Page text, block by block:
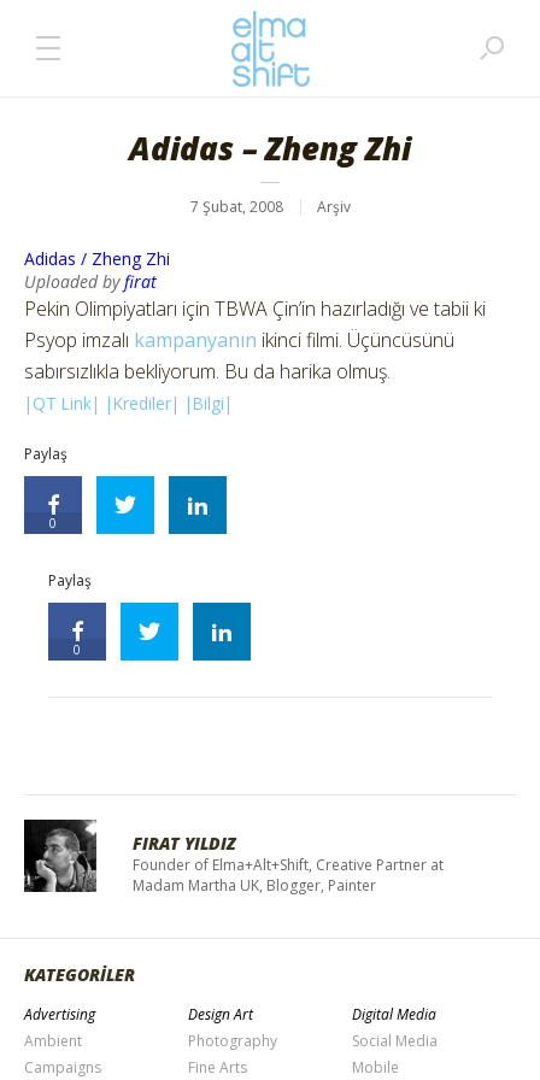
Adidas – Zheng Zhi
7 Şubat, 2008 Arşiv
Adidas / Zheng Zhi
Uploaded byfirat
Pekin Olimpiyatları için TBWA Çin’in hazırladığı ve tabii ki
Psyop imzalı kampanyanın ikinci filmi. Üçüncüsünü
sabırsızlıkla bekliyorum. Bu da harika olmuş.
|QT Link| |Krediler| |Bilgi|
Paylaş
0
Paylaş
0
FIRAT YILDIZ
Founder of Elma+Alt+Shift, Creative Partner at
Madam Martha UK, Blogger, Painter
KATEGORİLER
Advertising
Ambient
Campaigns
Design Art
Photography
Fine Arts
Digital Media
Social Media
Mobile